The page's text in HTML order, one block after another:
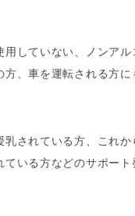
していない、ノンアル
方、車を運転される方に
されている方、これか
ている方などのサポート